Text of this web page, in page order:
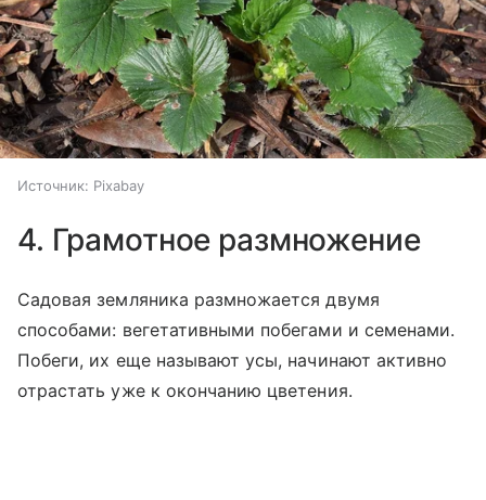
Источник: Pixabay
4. Грамотное размножение
Садовая земляника размножается двумя
способами: вегетативными побегами и семенами.
Побеги, их еще называют усы, начинают активно
отрастать уже к окончанию цветения.